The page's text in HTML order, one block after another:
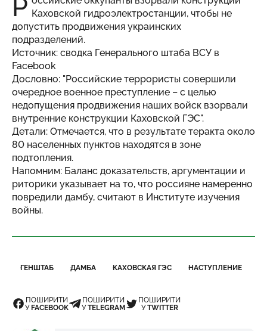
Р Каховской гидроэлектростанции, чтобы не
допустить продвижения украинских
подразделений.
Источник: сводка Генерального штаба ВСУ в
Facebook
Дословно: "Российские террористы совершили
очередное военное преступление – с целью
недопущения продвижения наших войск взорвали
внутренние конструкции Каховской ГЭС".
Детали: Отмечается, что в результате теракта около
80 населенных пунктов находятся в зоне
подтопления.
Напомним: Баланс доказательств, аргументации и
риторики указывает на то, что россияне намеренно
повредили дамбу, считают в Институте изучения
войны.
ГЕНШТАБ ДАМБА КАХОВСКАЯ ГЭС НАСТУПЛЕНИЕ
ПОШИРИТИ
УFACEBOOK
ПОШИРИТИ
УTELEGRAM
ПОШИРИТИ
УTWITTER